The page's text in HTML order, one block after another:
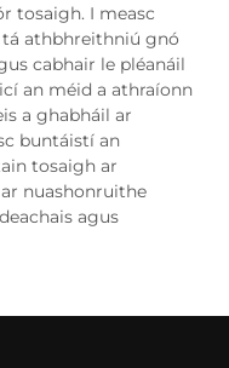
tosaigh. I measc
athbhreithniú gnó
cabhair le pléanáil
an méid a athraíonn
a ghabháil ar
buntáistí an
tosaigh ar
nuashonruithe
agus